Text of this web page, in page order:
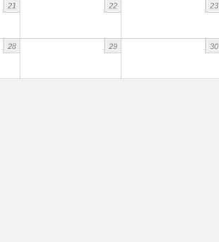
21 22 23
28 29 30